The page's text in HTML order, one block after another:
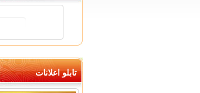
تابلو اعلانات